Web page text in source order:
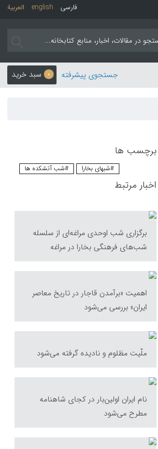
العربیة english فارسی
0 سبد خرید جستجوی پیشرفته
برچسب ها
#شبهای بخارا #شب آتشکده ها
اخبار مرتبط
برگزاری شب اوحدی مراغه‌ای از سلسله
شب‌های فرهنگی بخارا در مراغه
اهمیت «برآمدن قاجار در تاریخ معاصر
ایران» بررسی می‌شود
ملّیت مظلوم و نادیده گرفته می‌شود
نام ایران اولین‌بار در کجای شاهنامه
مطرح می‌شود